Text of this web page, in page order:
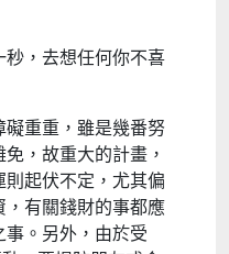
秒，去想任何你不喜
重重，雖是幾番努
，故重大的計畫，
起伏不定，尤其偏
有關錢財的事都應
。另外，由於受